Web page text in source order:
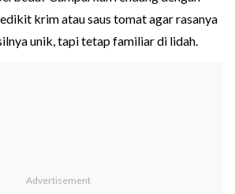
krim atau saus tomat agar rasanya
unik, tapi tetap familiar di lidah.